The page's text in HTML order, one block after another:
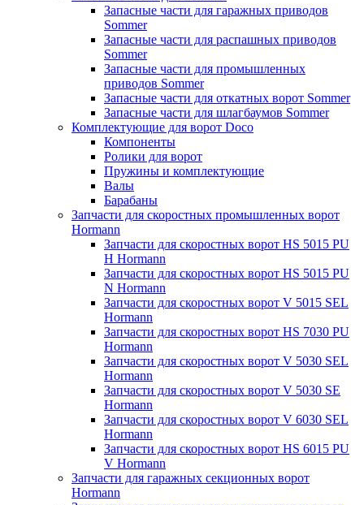
Запасные части для гаражных приводов
Sommer
Запасные части для распашных приводов
Sommer
Запасные части для промышленных
приводов Sommer
Запасные части для откатных ворот Sommer
Запасные части для шлагбаумов Sommer
Комплектующие для ворот Doco
Компоненты
Ролики для ворот
Пружины и комплектующие
Валы
Барабаны
Запчасти для скоростных промышленных ворот
Hormann
Запчасти для скоростных ворот HS 5015 PU
H Hormann
Запчасти для скоростных ворот HS 5015 PU
N Hormann
Запчасти для скоростных ворот V 5015 SEL
Hormann
Запчасти для скоростных ворот HS 7030 PU
Hormann
Запчасти для скоростных ворот V 5030 SEL
Hormann
Запчасти для скоростных ворот V 5030 SE
Hormann
Запчасти для скоростных ворот V 6030 SEL
Hormann
Запчасти для скоростных ворот HS 6015 PU
V Hormann
Запчасти для гаражных секционных ворот
Hormann